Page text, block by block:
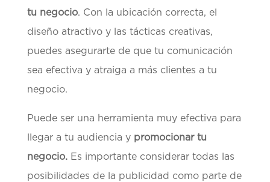
tu negocio. Con la ubicación correcta, el
diseño atractivo y las tácticas creativas,
puedes asegurarte de que tu comunicación
sea efectiva y atraiga a más clientes a tu
negocio.
Puede ser una herramienta muy efectiva para
llegar a tu audiencia y promocionar tu
negocio.Es importante considerar todas las
posibilidades de la publicidad como parte de